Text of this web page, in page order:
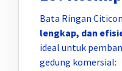
Bata Ringan
lengkap, dan
ideal untuk
gedung komersial: